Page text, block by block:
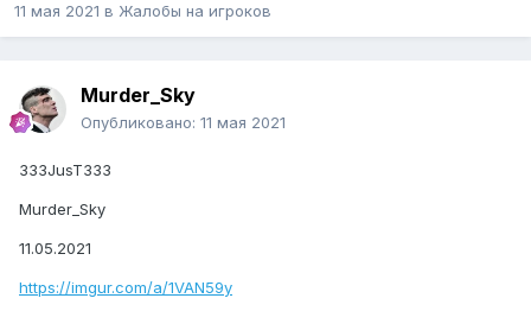
11 мая 2021 в Жалобы на игроков
Murder_Sky
Опубликовано: 11 мая 2021
333JusT333
Murder_Sky
11.05.2021
https://imgur.com/a/1VAN59y